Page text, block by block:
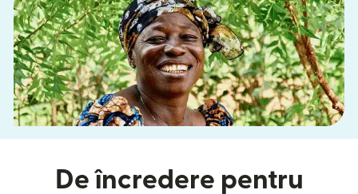
De încredere pentru